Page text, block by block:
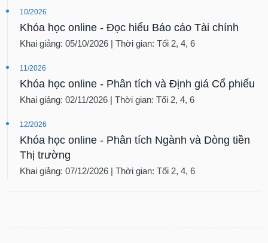
10/2026
Khóa học online - Đọc hiểu Báo cáo Tài chính
Khai giảng: 05/10/2026 | Thời gian: Tối 2, 4, 6
11/2026
Khóa học online - Phân tích và Định giá Cổ phiếu
Khai giảng: 02/11/2026 | Thời gian: Tối 2, 4, 6
12/2026
Khóa học online - Phân tích Ngành và Dòng tiền
Thị trường
Khai giảng: 07/12/2026 | Thời gian: Tối 2, 4, 6